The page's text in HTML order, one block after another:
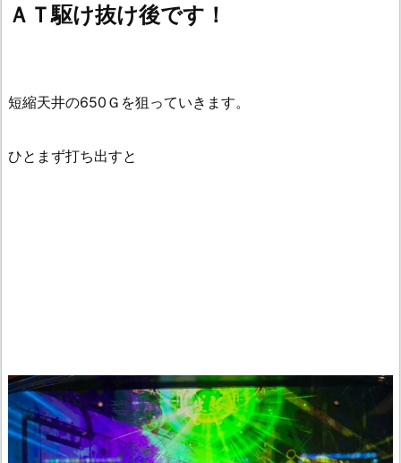
ＡＴ駆け抜け後です！
短縮天井の650Ｇを狙っていきます。
ひとまず打ち出すと